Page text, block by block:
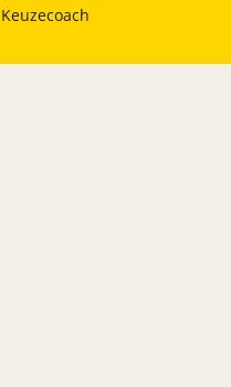
Keuzecoach